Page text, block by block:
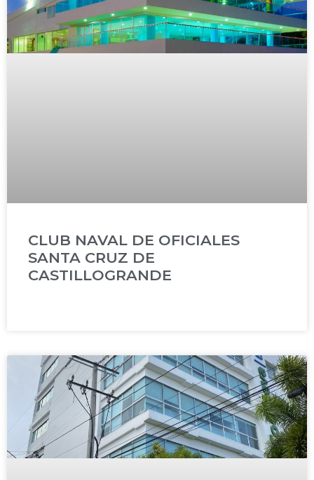
CLUB NAVAL DE OFICIALES
SANTA CRUZ DE
CASTILLOGRANDE